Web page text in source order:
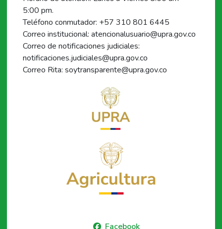
5:00 pm.
Teléfono conmutador: +57 310 801 6445
Correo institucional: atencionalusuario@upra.gov.co
Correo de notificaciones judiciales:
notificaciones.judiciales@upra.gov.co
Correo Rita: soytransparente@upra.gov.co
Facebook